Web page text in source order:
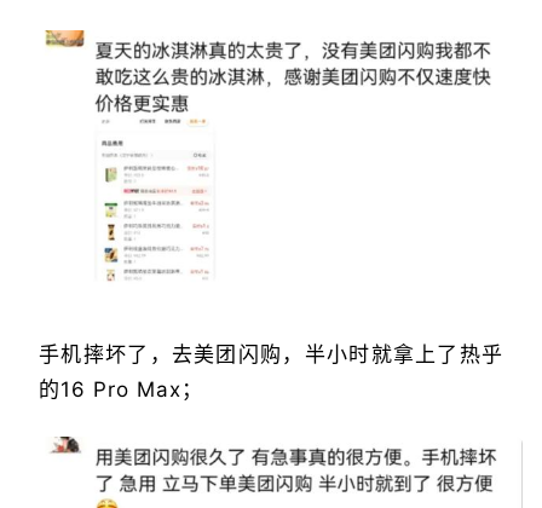
手机摔坏了，去美团闪购，半小时就拿上了热乎
的16 Pro Max；